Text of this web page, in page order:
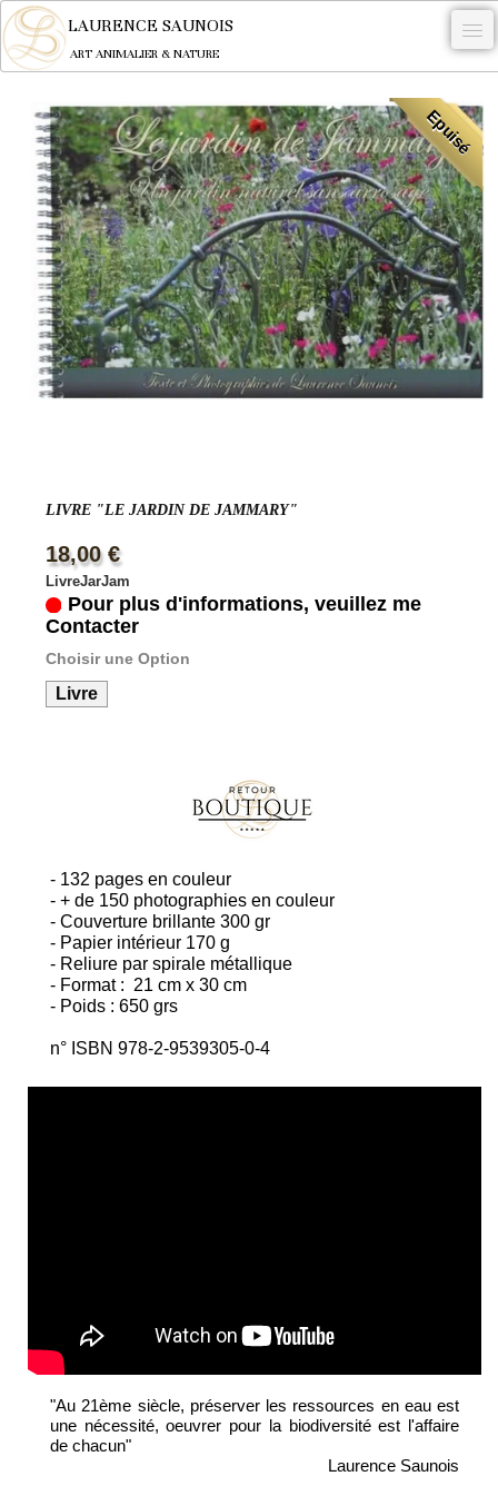
LAURENCE SAUNOIS
ART ANIMALIER & NATURE
NYMPHEUS LUMINANSIS.
OEUVRES
BECASSE
COMMANDE
L'ARTISTE.
NEWS
CONTACT
Epuisé
LIVRE "LE JARDIN DE JAMMARY"
18,00 €
LivreJarJam
Pour plus d'informations, veuillez me
Contacter
Choisir une Option
Livre
- 132 pages en couleur
- + de 150 photographies en couleur
- Couverture brillante 300 gr
- Papier intérieur 170 g
- Reliure par spirale métallique
- Format : 21 cm x 30 cm
- Poids : 650 grs
n° ISBN 978-2-9539305-0-4
"Au 21ème siècle, préserver les ressources en eau est
une nécessité, oeuvrer pour la biodiversité est l'affaire
de chacun"
Laurence Saunois